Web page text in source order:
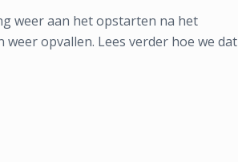
weer aan het opstarten na het
opvallen. Lees verder hoe we dat